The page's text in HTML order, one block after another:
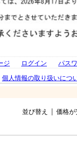
ジ ログイン パス
個人情報の取り扱いにつ
並び替え 価格が